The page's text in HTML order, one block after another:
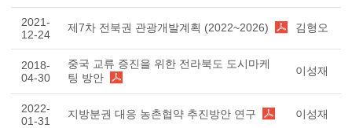
2021-
12-24
제7차 전북권 관광개발계획 (2022~2026) 김형오
2018-
04-30
중국 교류 증진을 위한 전라북도 도시마케
팅 방안
이성재
2022-
01-31
지방분권 대응 농촌협약 추진방안 연구 이성재